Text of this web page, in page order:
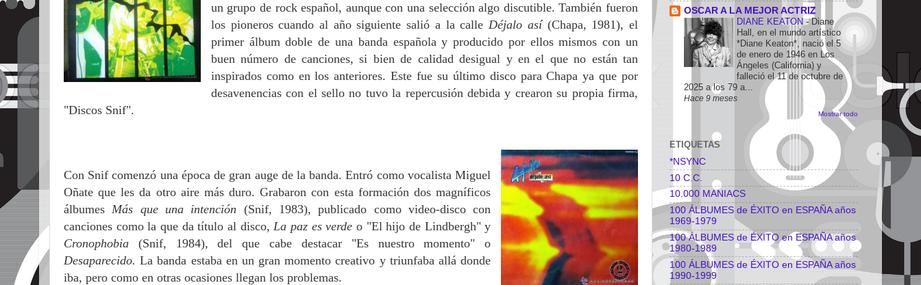
un grupo de rock español, aunque con una selección algo discutible. También fueron
los pioneros cuando al año siguiente salió a la calleDéjalo así (Chapa, 1981), el
primer álbum doble de una banda española y producido por ellos mismos con un
buen número de canciones, si bien de calidad desigual y en el que no están tan
inspirados como en los anteriores. Este fue su último disco para Chapa ya que por
desavenencias con el sello no tuvo la repercusión debida y crearon su propia firma,
"Discos Snif".
Con Snif comenzó una época de gran auge de la banda. Entró como vocalista Miguel
Oñate que les da otro aire más duro. Grabaron con esta formación dos magníficos
álbumesMás que una intención (Snif, 1983), publicado como video-disco con
canciones como la que da título al disco,La paz es verde o "El hijo de Lindbergh" y
Cronophobia (Snif, 1984), del que cabe destacar "Es nuestro momento" o
Desaparecido. La banda estaba en un gran momento creativo y triunfaba allá donde
iba, pero como en otras ocasiones llegan los problemas.
OSCAR A LA MEJOR ACTRIZ
DIANE KEATON-Diane
Hall, en el mundo artístico
*Diane Keaton*, nació el 5
de enero de 1946 en Los
Ángeles (California) y
falleció el 11 de octubre de
2025 a los 79 a...
Hace 9 meses
Mostrar todo
ETIQUETAS
*NSYNC
10 C.C.
10.000 MANIACS
100 ÁLBUMES de ÉXITO en ESPAÑA años
1969-1979
100 ÁLBUMES de ÉXITO en ESPAÑA años
1980-1989
100 ÁLBUMES de ÉXITO en ESPAÑA años
1990-1999